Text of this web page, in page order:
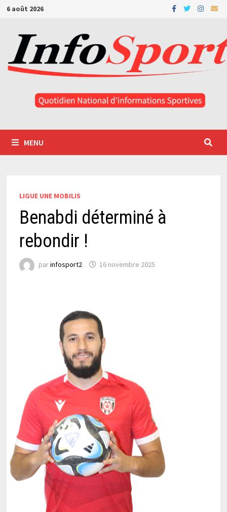
Passer
contenu
6 août 2026
MENU
LIGUE UNE MOBILIS
Benabdi déterminé à
rebondir !
parinfosport2 16 novembre 2025